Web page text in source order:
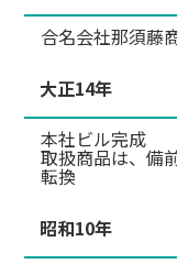
合名会社那須藤
大正14年
本社ビル完成
取扱商品は、備
転換
昭和10年